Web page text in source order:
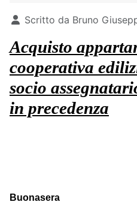
Dettagli
Scritto da Bruno
Acquisto
cooperativa
socio
in precedenza
Buonasera